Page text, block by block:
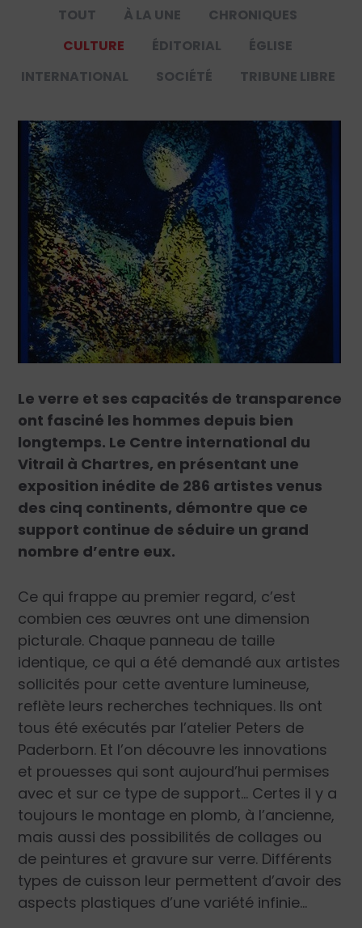
TOUT À LA UNE
CHRONIQUES
CULTURE
ÉDITORIAL
ÉGLISE
INTERNATIONAL
SOCIÉTÉ TRIBUNE LIBRE
Le verre et ses capacités de transparence
ont fasciné les hommes depuis bien
longtemps. Le Centre international du
Vitrail à Chartres, en présentant une
exposition inédite de 286 artistes venus
des cinq continents, démontre que ce
support continue de séduire un grand
nombre d’entre eux.
Ce qui frappe au premier regard, c’est
combien ces œuvres ont une dimension
picturale. Chaque panneau de taille
identique, ce qui a été demandé aux artistes
sollicités pour cette aventure lumineuse,
reflète leurs recherches techniques. Ils ont
tous été exécutés par l’atelier Peters de
Paderborn. Et l’on découvre les innovations
et prouesses qui sont aujourd’hui permises
avec et sur ce type de support… Certes il y a
toujours le montage en plomb, à l’ancienne,
mais aussi des possibilités de collages ou
de peintures et gravure sur verre. Différents
types de cuisson leur permettent d’avoir des
aspects plastiques d’une variété infinie…